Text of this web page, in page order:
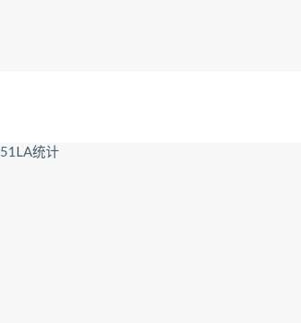
51LA统计